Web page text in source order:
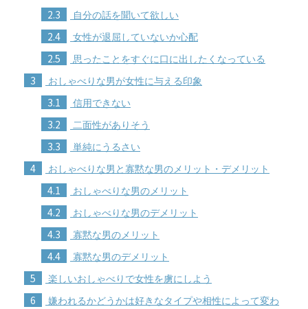
2.3 自分の話を聞いて欲しい
2.4 女性が退屈していないか心配
2.5 思ったことをすぐに口に出したくなっている
3 おしゃべりな男が女性に与える印象
3.1 信用できない
3.2 二面性がありそう
3.3 単純にうるさい
4 おしゃべりな男と寡黙な男のメリット・デメリット
4.1 おしゃべりな男のメリット
4.2 おしゃべりな男のデメリット
4.3 寡黙な男のメリット
4.4 寡黙な男のデメリット
5 楽しいおしゃべりで女性を虜にしよう
6
嫌われるかどうかは好きなタイプや相性によって変わ